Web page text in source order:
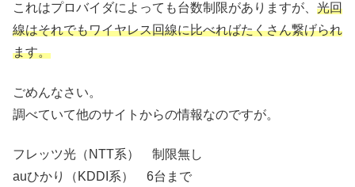
これはプロバイダによっても台数制限がありますが、 光回
線はそれでもワイヤレス回線に比べればたくさん繋げられ
ます。
ごめんなさい。
調べていて他のサイトからの情報なのですが。
フレッツ光（NTT系） 制限無し
auひかり（KDDI系） 6台まで